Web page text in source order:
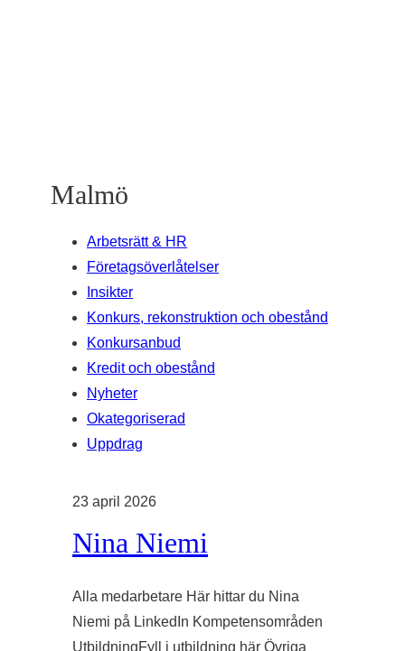
Malmö
Arbetsrätt & HR
Företagsöverlåtelser
Insikter
Konkurs, rekonstruktion och obestånd
Konkursanbud
Kredit och obestånd
Nyheter
Okategoriserad
Uppdrag
23 april 2026
Nina Niemi
Alla medarbetare Här hittar du Nina
Niemi på LinkedIn Kompetensområden
UtbildningFyll i utbildning här Övriga